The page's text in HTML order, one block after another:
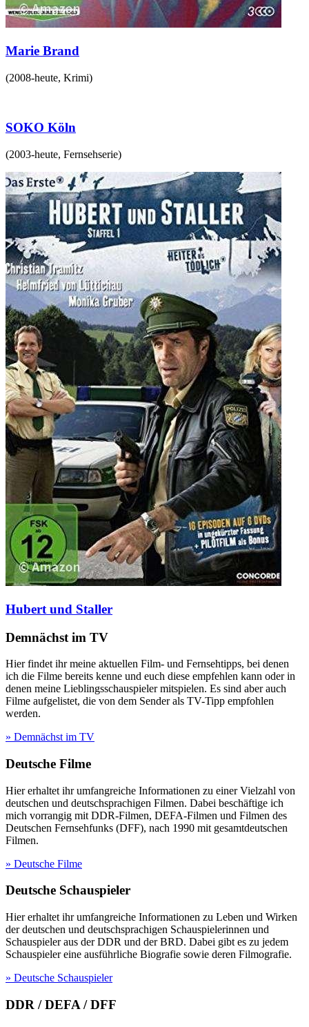
Marie Brand
(2008-heute, Krimi)
SOKO Köln
(2003-heute, Fernsehserie)
Hubert und Staller
Demnächst im TV
Hier findet ihr meine aktuellen Film- und Fernsehtipps, bei denen
ich die Filme bereits kenne und euch diese empfehlen kann oder in
denen meine Lieblingsschauspieler mitspielen. Es sind aber auch
Filme aufgelistet, die von dem Sender als TV-Tipp empfohlen
werden.
» Demnächst im TV
Deutsche Filme
Hier erhaltet ihr umfangreiche Informationen zu einer Vielzahl von
deutschen und deutschsprachigen Filmen. Dabei beschäftige ich
mich vorrangig mit DDR-Filmen, DEFA-Filmen und Filmen des
Deutschen Fernsehfunks (DFF), nach 1990 mit gesamtdeutschen
Filmen.
» Deutsche Filme
Deutsche Schauspieler
Hier erhaltet ihr umfangreiche Informationen zu Leben und Wirken
der deutschen und deutschsprachigen Schauspielerinnen und
Schauspieler aus der DDR und der BRD. Dabei gibt es zu jedem
Schauspieler eine ausführliche Biografie sowie deren Filmografie.
» Deutsche Schauspieler
DDR / DEFA / DFF